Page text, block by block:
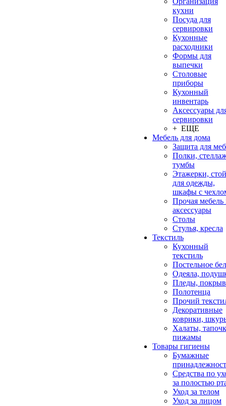
кухни
Посуда для
сервировки
Кухонные
расходники
Формы для
выпечки
Столовые
приборы
Кухонный
инвентарь
Аксессуары
сервировки
+ ЕЩЕ
Мебель для дома
Защита для
Полки,
тумбы
Этажерки,
для одежды,
шкафы с
Прочая мебель
аксессуары
Столы
Стулья, кресла
Текстиль
Кухонный
текстиль
Постельное
Одеяла,
Пледы,
Полотенца
Прочий
Декоративные
коврики,
Халаты,
пижамы
Товары гигиены
Бумажные
Средства по
за полостью
Уход за телом
Уход за лицом